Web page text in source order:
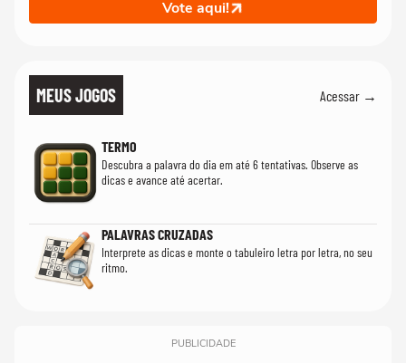
Vote aqui!
MEUS JOGOS Acessar →
TERMO
Descubra a palavra do dia em até 6 tentativas. Observe as
dicas e avance até acertar.
PALAVRAS CRUZADAS
Interprete as dicas e monte o tabuleiro letra por letra, no seu
ritmo.
PUBLICIDADE